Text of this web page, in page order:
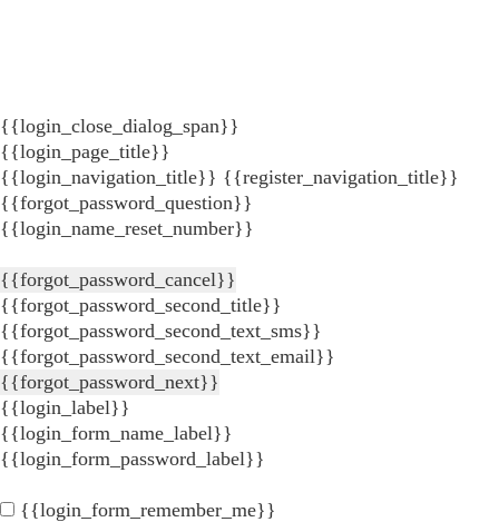
{{login_close_dialog_span}}
{{login_page_title}}
{{login_navigation_title}} {{register_navigation_title}}
{{forgot_password_question}}
{{login_name_reset_number}}
{{forgot_password_cancel}}
{{forgot_password_second_title}}
{{forgot_password_second_text_sms}}
{{forgot_password_second_text_email}}
{{forgot_password_next}}
{{login_label}}
{{login_form_name_label}}
{{login_form_password_label}}
{{login_form_remember_me}}